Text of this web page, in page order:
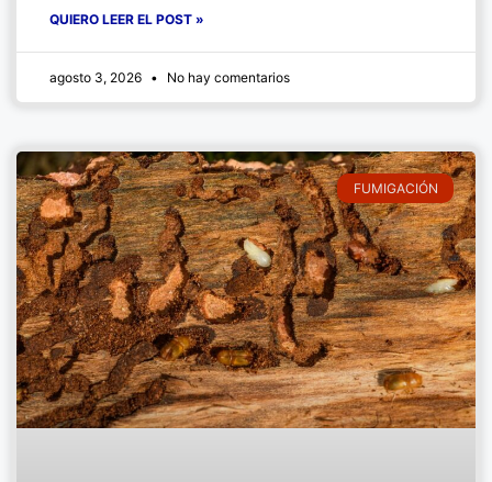
QUIERO LEER EL POST »
agosto 3, 2026 No hay comentarios
FUMIGACIÓN